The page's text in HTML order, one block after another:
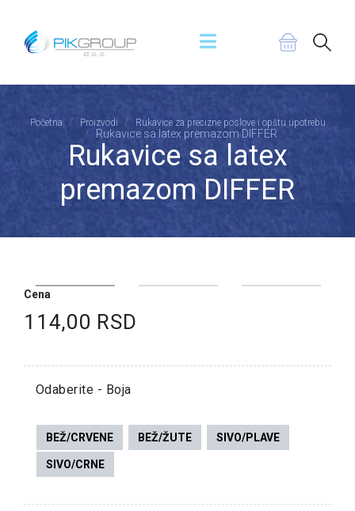
Početna Proizvodi Rukavice za precizne poslove i opštu upotrebu
Rukavice sa latex premazom DIFFER
Rukavice sa latex
premazom DIFFER
Cena
114,00 RSD
Odaberite - Boja
BEŽ/CRVENE BEŽ/ŽUTE SIVO/PLAVE
SIVO/CRNE